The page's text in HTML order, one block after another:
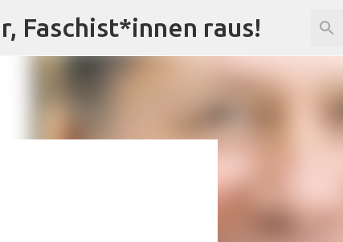
Faschist*innen raus!